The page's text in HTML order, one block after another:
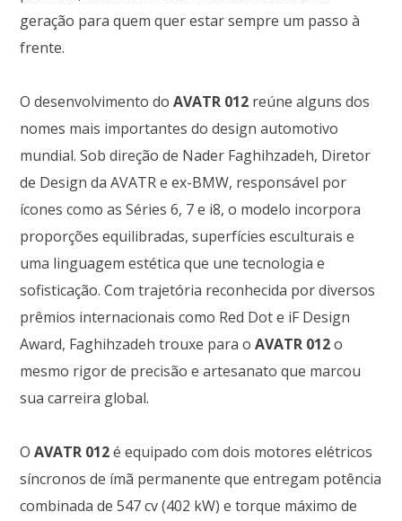
geração para quem quer estar sempre um passo à
frente.
O desenvolvimento doAVATR 012 reúne alguns dos
nomes mais importantes do design automotivo
mundial. Sob direção de Nader Faghihzadeh, Diretor
de Design da AVATR e ex-BMW, responsável por
ícones como as Séries 6, 7 e i8, o modelo incorpora
proporções equilibradas, superfícies esculturais e
uma linguagem estética que une tecnologia e
sofisticação. Com trajetória reconhecida por diversos
prêmios internacionais como Red Dot e iF Design
Award, Faghihzadeh trouxe para oAVATR 012o
mesmo rigor de precisão e artesanato que marcou
sua carreira global.
OAVATR 012é equipado com dois motores elétricos
síncronos de ímã permanente que entregam potência
combinada de 547 cv (402 kW) e torque máximo de